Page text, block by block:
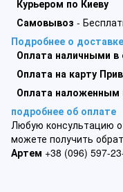
Курьером по Киеву
Самовывоз -
Подробнее о доставке
Оплата наличными в
Оплата на карту
Оплата
подробнее об оплате
Любую консультацию
можете получить
Артем +38 (096) 597-